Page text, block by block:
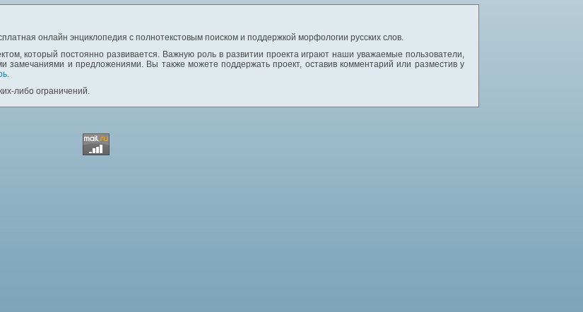
онлайн энциклопедия с полнотекстовым поиском и поддержкой морфологии русских слов.
который постоянно развивается. Важную роль в развитии проекта играют наши уважаемые пользователи,
замечаниями и предложениями. Вы также можете поддержать проект, оставив комментарий или разместив у
.
либо ограничений.